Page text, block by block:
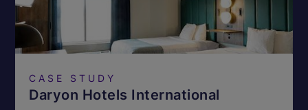
CASE STUDY
Daryon Hotels International